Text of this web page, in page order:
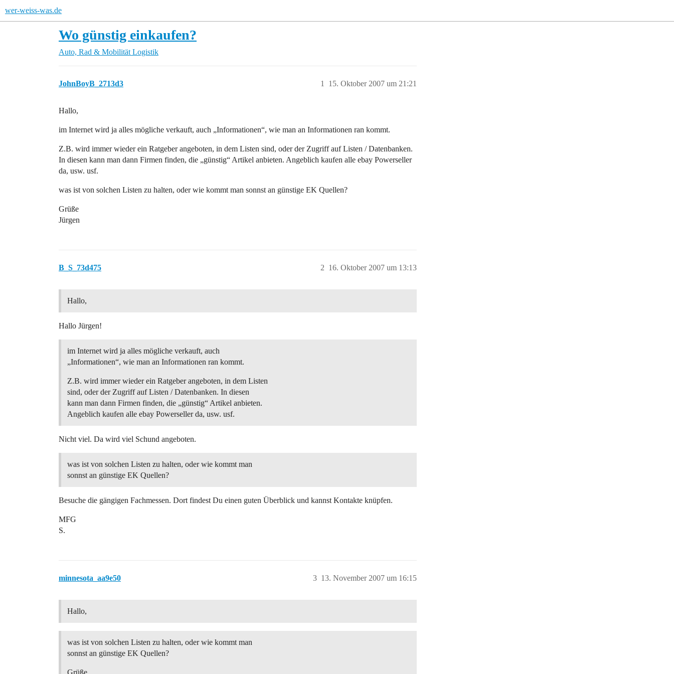
wer-weiss-was.de
Wo günstig einkaufen?
Auto, Rad & Mobilität Logistik
JohnBoyB_2713d3 15. Oktober 2007 um 21:21
1
Hallo,
im Internet wird ja alles mögliche verkauft, auch „Informationen“, wie man an Informationen ran kommt.
Z.B. wird immer wieder ein Ratgeber angeboten, in dem Listen sind, oder der Zugriff auf Listen / Datenbanken.
In diesen kann man dann Firmen finden, die „günstig“ Artikel anbieten. Angeblich kaufen alle ebay Powerseller
da, usw. usf.
was ist von solchen Listen zu halten, oder wie kommt man sonnst an günstige EK Quellen?
Grüße
Jürgen
B_S_73d475 16. Oktober 2007 um 13:13
2
Hallo,
Hallo Jürgen!
im Internet wird ja alles mögliche verkauft, auch
„Informationen“, wie man an Informationen ran kommt.
Z.B. wird immer wieder ein Ratgeber angeboten, in dem Listen
sind, oder der Zugriff auf Listen / Datenbanken. In diesen
kann man dann Firmen finden, die „günstig“ Artikel anbieten.
Angeblich kaufen alle ebay Powerseller da, usw. usf.
Nicht viel. Da wird viel Schund angeboten.
was ist von solchen Listen zu halten, oder wie kommt man
sonnst an günstige EK Quellen?
Besuche die gängigen Fachmessen. Dort findest Du einen guten Überblick und kannst Kontakte knüpfen.
MFG
S.
minnesota_aa9e50 13. November 2007 um 16:15
3
Hallo,
was ist von solchen Listen zu halten, oder wie kommt man
sonnst an günstige EK Quellen?
Grüße